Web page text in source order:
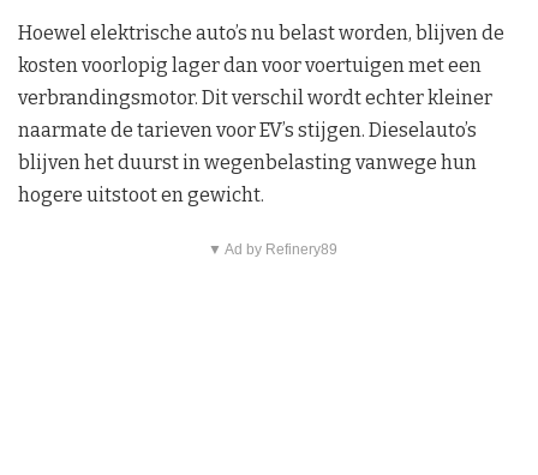
Hoewel elektrische auto’s nu belast worden, blijven de
kosten voorlopig lager dan voor voertuigen met een
verbrandingsmotor. Dit verschil wordt echter kleiner
naarmate de tarieven voor EV’s stijgen. Dieselauto’s
blijven het duurst in wegenbelasting vanwege hun
hogere uitstoot en gewicht.
▼ Ad by Refinery89